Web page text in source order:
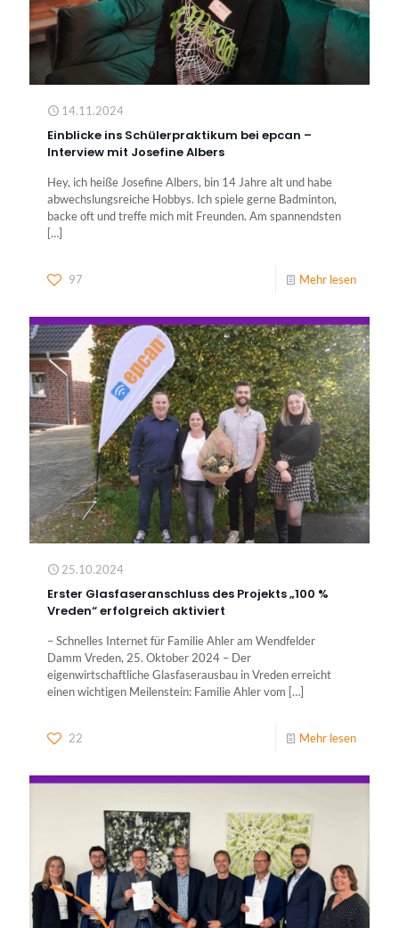
14.11.2024
Einblicke ins Schülerpraktikum bei epcan –
Interview mit Josefine Albers
Hey, ich heiße Josefine Albers, bin 14 Jahre alt und habe
abwechslungsreiche Hobbys. Ich spiele gerne Badminton,
backe oft und treffe mich mit Freunden. Am spannendsten
[…]
97 Mehr lesen
25.10.2024
Erster Glasfaseranschluss des Projekts „100 %
Vreden“ erfolgreich aktiviert
– Schnelles Internet für Familie Ahler am Wendfelder
Damm Vreden, 25. Oktober 2024 – Der
eigenwirtschaftliche Glasfaserausbau in Vreden erreicht
einen wichtigen Meilenstein: Familie Ahler vom […]
22 Mehr lesen